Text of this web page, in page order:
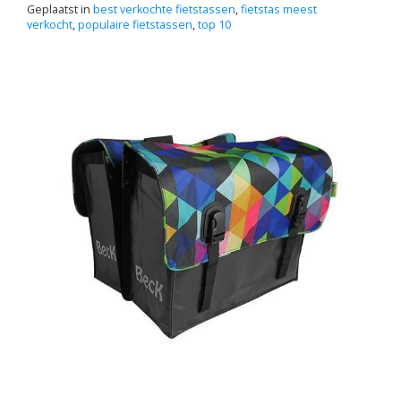
Geplaatst in best verkochte fietstassen,fietstas meest
verkocht,populaire fietstassen,top 10